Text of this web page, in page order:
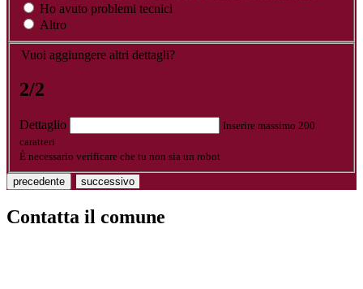
Ho avuto problemi tecnici
Altro
Vuoi aggiungere altri dettagli?
2/2
Dettaglio
Inserire massimo 200
caratteri
È necessario verificare che tu non sia un robot
precedente successivo
Contatta il comune